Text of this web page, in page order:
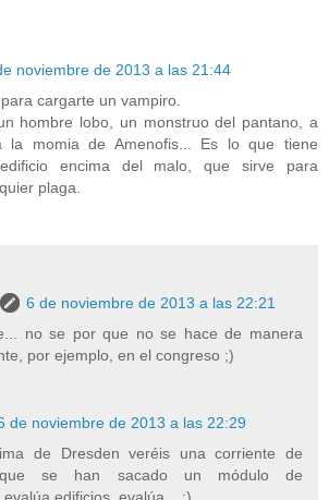
noviembre de 2013 a las 21:44
cargarte un vampiro.
hombre lobo, un monstruo del pantano, a
la momia de Amenofis... Es lo que tiene
encima del malo, que sirve para
plaga.
6 de noviembre de 2013 a las 22:21
no se por que no se hace de manera
por ejemplo, en el congreso ;)
de noviembre de 2013 a las 22:29
de Dresden veréis una corriente de
que se han sacado un módulo de
edificios, evalúa... :)